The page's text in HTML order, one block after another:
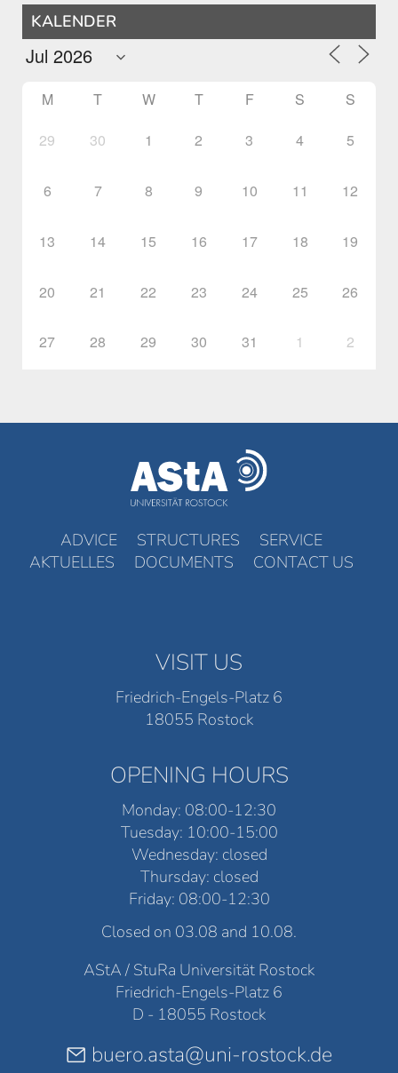
KALENDER
M T W T F S S
29 30 1 2 3 4 5
6 7 8 9 10 11 12
13 14 15 16 17 18 19
20 21 22 23 24 25 26
27 28 29 30 31 1 2
ADVICE STRUCTURES
SERVICE
AKTUELLES
DOCUMENTS CONTACT US
VISIT US
Friedrich-Engels-Platz 6
18055 Rostock
OPENING HOURS
Monday: 08:00-12:30
Tuesday: 10:00-15:00
Wednesday: closed
Thursday: closed
Friday: 08:00-12:30
Closed on 03.08 and 10.08.
AStA / StuRa Universität Rostock
Friedrich-Engels-Platz 6
D - 18055 Rostock
buero.asta@uni-rostock.de